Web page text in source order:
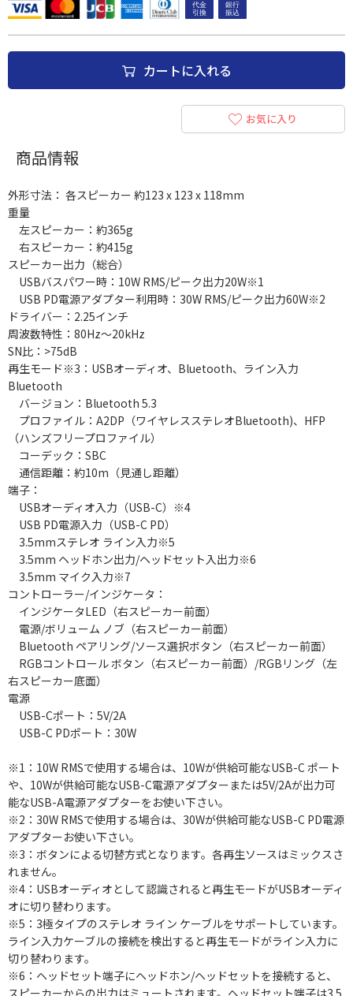
カートに入れる
お気に入り
商品情報
外形寸法： 各スピーカー 約123 x 123 x 118mm
重量
左スピーカー：約365g
右スピーカー：約415g
スピーカー出力（総合）
USBバスパワー時：10W RMS/ピーク出力20W※1
USB PD電源アダプター利用時：30W RMS/ピーク出力60W※2
ドライバー：2.25インチ
周波数特性：80Hz～20kHz
SN比：>75dB
再生モード※3：USBオーディオ、Bluetooth、ライン入力
Bluetooth
バージョン：Bluetooth 5.3
プロファイル：A2DP（ワイヤレスステレオBluetooth)、HFP
（ハンズフリープロファイル）
コーデック：SBC
通信距離：約10m（見通し距離）
端子：
USBオーディオ入力（USB-C）※4
USB PD電源入力（USB-C PD）
3.5mmステレオ ライン入力※5
3.5mm ヘッドホン出力/ヘッドセット入出力※6
3.5mm マイク入力※7
コントローラー/インジケータ：
インジケータLED（右スピーカー前面）
電源/ボリューム ノブ（右スピーカー前面）
Bluetooth ペアリング/ソース選択ボタン（右スピーカー前面）
RGBコントロール ボタン（右スピーカー前面）/RGBリング（左
右スピーカー底面）
電源
USB-Cポート：5V/2A
USB-C PDポート：30W
※1：10W RMSで使用する場合は、10Wが供給可能なUSB-C ポート
や、10Wが供給可能なUSB-C電源アダプターまたは5V/2Aが出力可
能なUSB-A電源アダプターをお使い下さい。
※2：30W RMSで使用する場合は、30Wが供給可能なUSB-C PD電源
アダプターお使い下さい。
※3：ボタンによる切替方式となります。各再生ソースはミックスさ
れません。
※4：USBオーディオとして認識されると再生モードがUSBオーディ
オに切り替わります。
※5：3極タイプのステレオ ライン ケーブルをサポートしています。
ライン入力ケーブルの接続を検出すると再生モードがライン入力に
切り替わります。
※6：ヘッドセット端子にヘッドホン/ヘッドセットを接続すると、
スピーカーからの出力はミュートされます。ヘッドセット端子は3.5